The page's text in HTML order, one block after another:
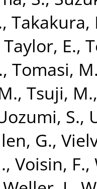
, Takakura,
Taylor, E.,
, Tomasi,
, Tsuji, M.
S.,
G.,
, Voisin, F.,